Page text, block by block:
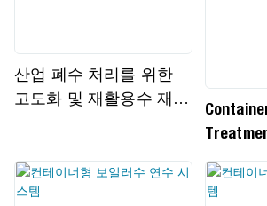
산업 폐수 처리를 위한
고도화 및 재활용수 재사